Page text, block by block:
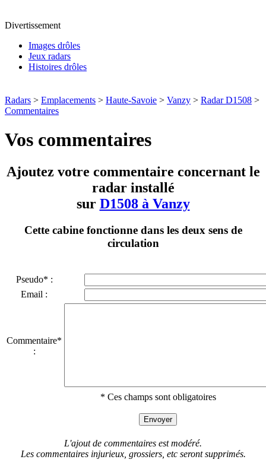
Divertissement
Images drôles
Jeux radars
Histoires drôles
Radars > Emplacements > Haute-Savoie > Vanzy > Radar D1508 >
Commentaires
Vos commentaires
Ajoutez votre commentaire concernant le
radar installé
sur D1508 à Vanzy
Cette cabine fonctionne dans les deux sens de
circulation
Pseudo* :
Email :
Commentaire*
:
* Ces champs sont obligatoires
L'ajout de commentaires est modéré.
Les commentaires injurieux, grossiers, etc seront supprimés.